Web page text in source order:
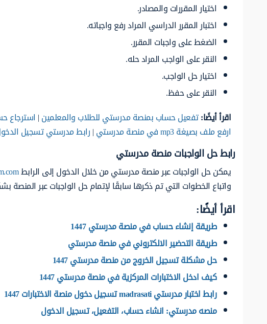
اختيار المقررات والمصادر.
اختبار المقرر الدراسي المراد رفع واجباته.
الضغط على واجبات المقرر.
النقر على الواجب المراد حله.
اختيار حل الواجب.
النقر على حفظ.
اقرأ أيضًا:تفعيل حساب بمنصة مدرستي للطلاب والمعلمين| استرجاع
ارفع ملف بصيغة mp3 في منصة مدرستي
|رابط مدرستي تسجيل
رابط حل الواجبات منصة مدرستي
يمكن حل الواجبات عبر منصة مدرستي من خلال الدخول إلى الرابط
واتباع الخطوات التي تم ذكرها سابقًا لإتمام حل الواجبات عبر المنصة
اقرأ أيضًا:
طريقة إنشاء حساب في منصة مدرستي 1447
طريقة التحضير الالكتروني في منصة مدرستي
حل مشكلة تسجيل الخروج من منصة مدرستي 1447
كيف ادخل الاختبارات المركزية في منصة مدرستي 1447
رابط اختبار مدرستي madrasati تسجيل دخول منصة الاختبارات 1447
منصه مدرستي: انشاء حساب، التفعيل، تسجيل الدخول